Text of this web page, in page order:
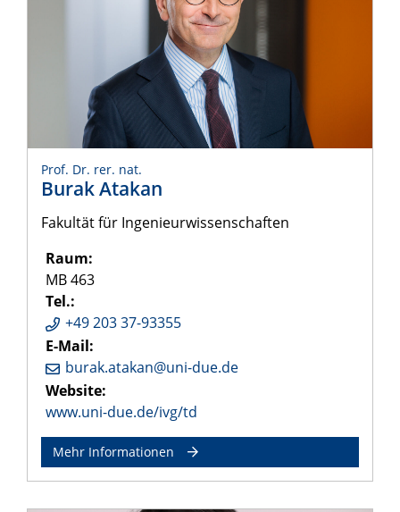
Prof. Dr. rer. nat.
Burak Atakan
Fakultät für Ingenieurwissenschaften
Raum:
MB 463
Tel.:
+49 203 37-93355
E-Mail:
burak.atakan@uni-due.de
Website:
www.uni-due.de/ivg/td
Mehr Informationen